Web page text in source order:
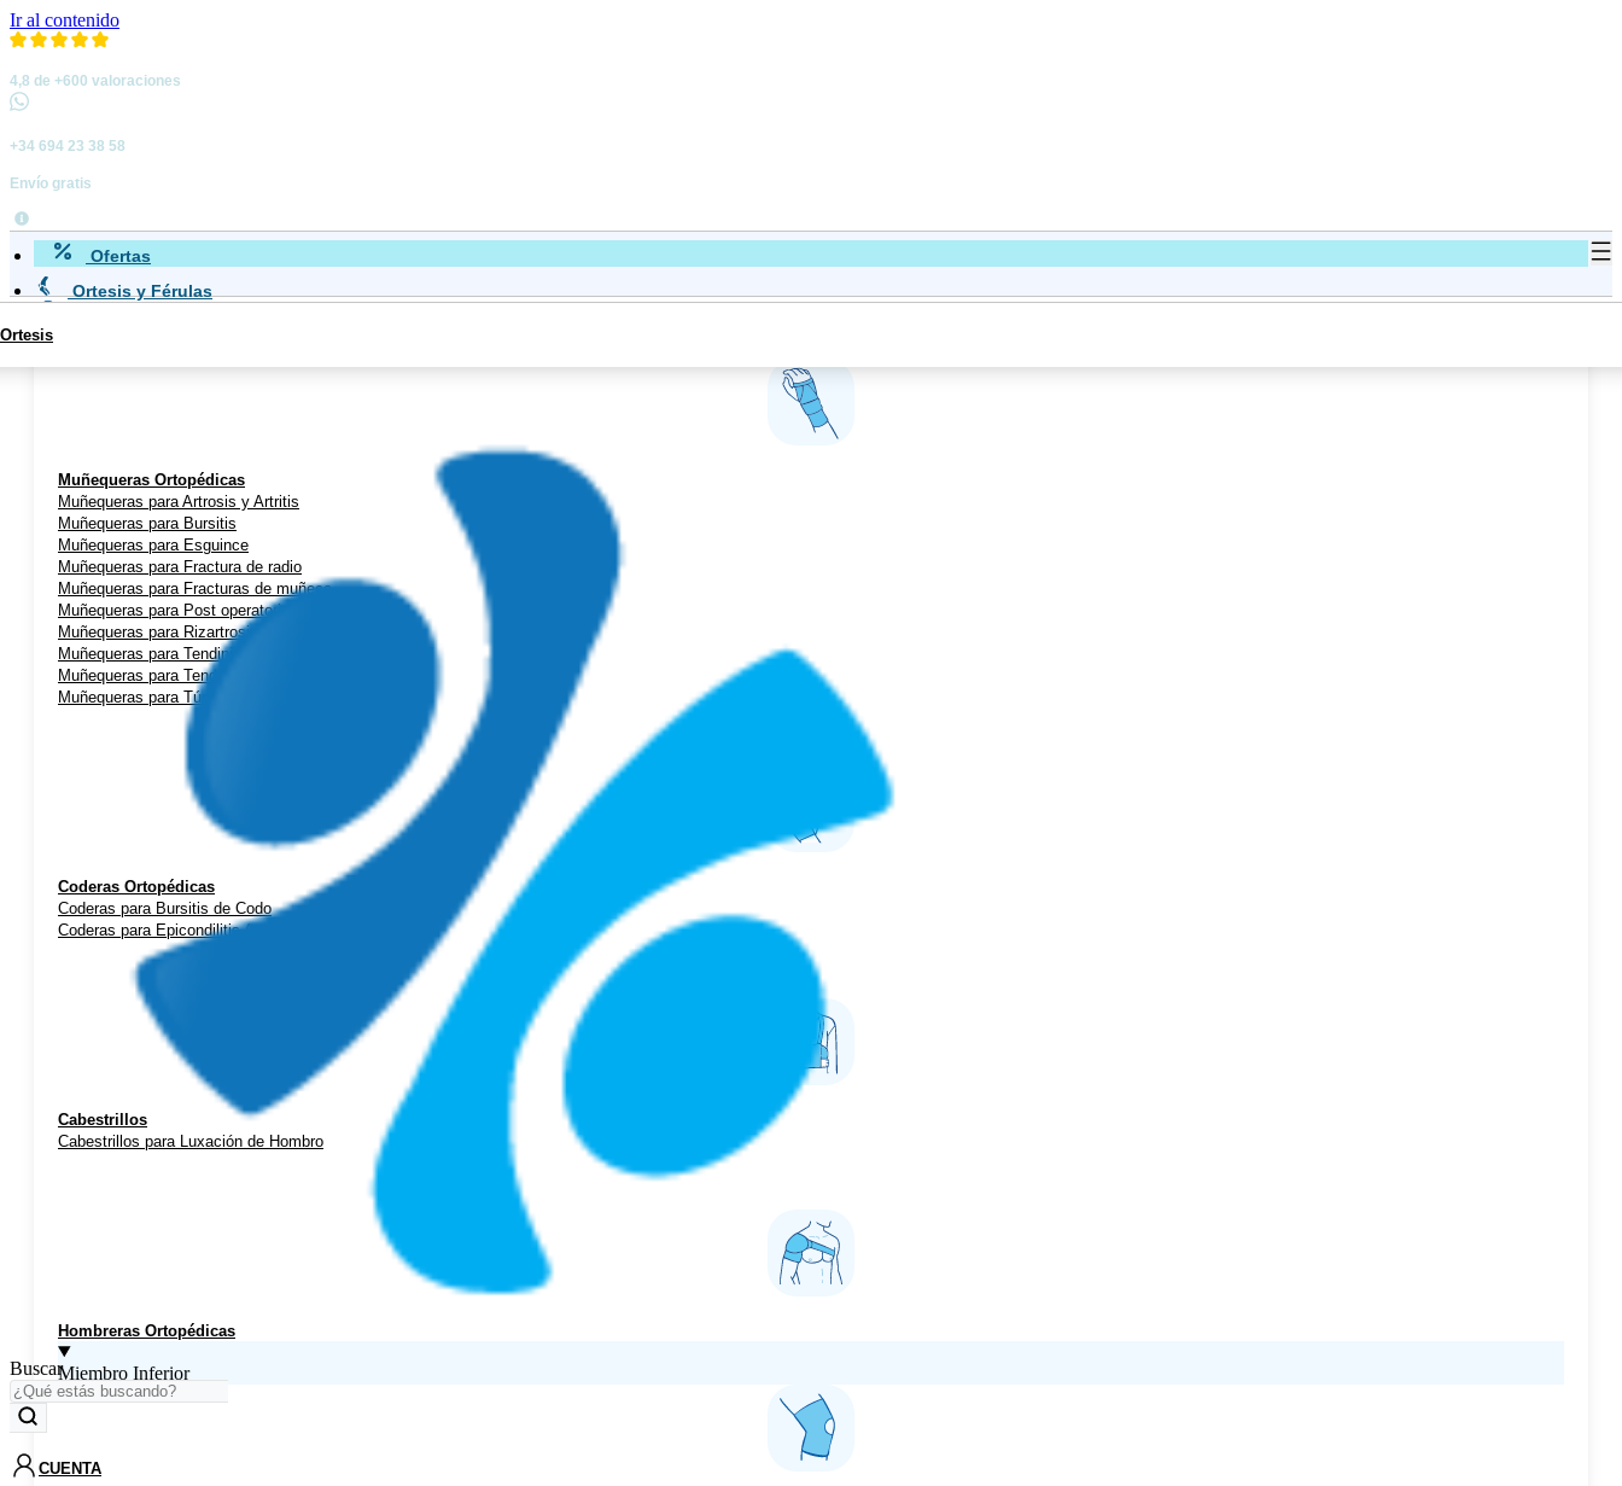
Ir al contenido
4,8 de +600 valoraciones
+34 694 23 38 58
Envío gratis
Ofertas
Ortesis y Férulas
Ortesis
Muñequeras Ortopédicas
Muñequeras para Artrosis y Artritis
Muñequeras para Bursitis
Muñequeras para Esguince
Muñequeras para Fractura de radio
Muñequeras para Fracturas de muñeca
Muñequeras para Post operatorio
Muñequeras para Rizartrosis (artrosis de pulgar)
Muñequeras para Tendinitis de mano
Muñequeras para Tendinitis de Quervain
Muñequeras para Túnel Carpiano
Coderas Ortopédicas
Coderas para Bursitis de Codo
Coderas para Epicondilitis (codo de tenista)
Cabestrillos
Cabestrillos para Luxación de Hombro
Hombreras Ortopédicas
Miembro Inferior
Buscar
CUENTA